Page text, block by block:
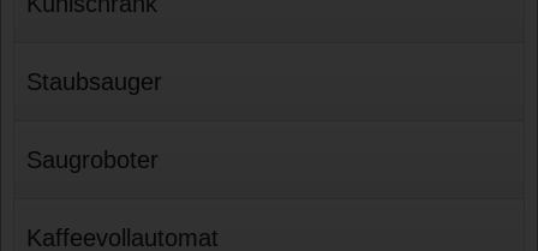
Staubsauger
Saugroboter
Kaffeevollautomat